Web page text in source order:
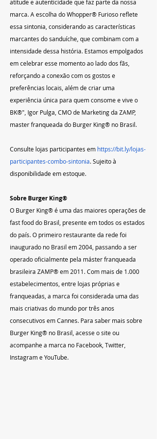
atitude e autenticidade que faz parte da nossa
marca. A escolha do Whopper® Furioso reflete
essa sintonia, considerando as características
marcantes do sanduíche, que combinam com a
intensidade dessa história. Estamos empolgados
em celebrar esse momento ao lado dos fãs,
reforçando a conexão com os gostos e
preferências locais, além de criar uma
experiência única para quem consome e vive o
BK®", Igor Pulga, CMO de Marketing da ZAMP,
master franqueada do Burger King® no Brasil.
Consulte lojas participantes em https://bit.ly/lojas-
participantes-combo-sintonia. Sujeito à
disponibilidade em estoque.
Sobre Burger King®
O Burger King® é uma das maiores operações de
fast food do Brasil, presente em todos os estados
do país. O primeiro restaurante da rede foi
inaugurado no Brasil em 2004, passando a ser
operado oficialmente pela máster franqueada
brasileira ZAMP® em 2011. Com mais de 1.000
estabelecimentos, entre lojas próprias e
franqueadas, a marca foi considerada uma das
mais criativas do mundo por três anos
consecutivos em Cannes. Para saber mais sobre
Burger King® no Brasil, acesse o site ou
acompanhe a marca no Facebook, Twitter,
Instagram e YouTube.